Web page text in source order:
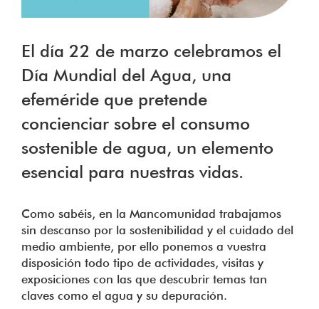
El día 22 de marzo celebramos el
Día Mundial del Agua, una
efeméride que pretende
concienciar sobre el consumo
sostenible de agua, un elemento
esencial para nuestras vidas.
Como sabéis, en la Mancomunidad trabajamos
sin descanso por la sostenibilidad y el cuidado del
medio ambiente, por ello ponemos a vuestra
disposición todo tipo de actividades, visitas y
exposiciones con las que descubrir temas tan
claves como el agua y su depuración.